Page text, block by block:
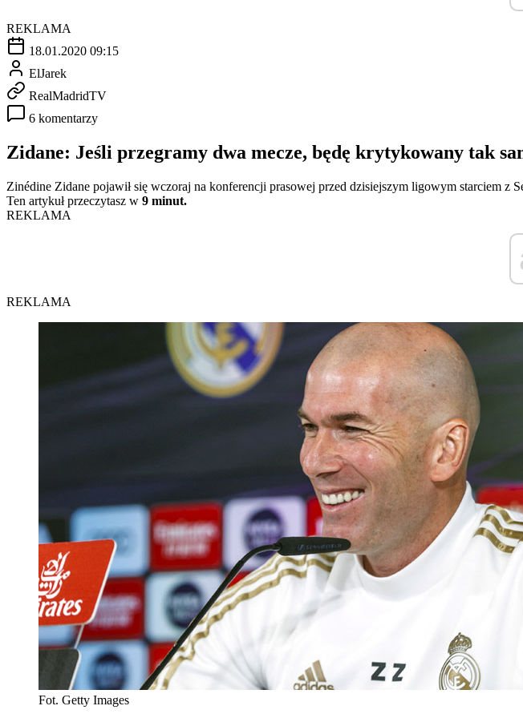
REKLAMA
18.01.2020 09:15
ElJarek
RealMadridTV
6 komentarzy
Zidane: Jeśli przegramy dwa mecze, będę krytykowany tak
Zinédine Zidane pojawił się wczoraj na konferencji prasowej przed dzisiejszym ligowym starciem z
Ten artykuł przeczytasz w 9 minut.
REKLAMA
REKLAMA
Fot. Getty Images